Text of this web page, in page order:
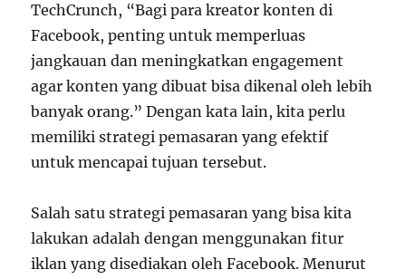
TechCrunch, “Bagi para kreator konten di
Facebook, penting untuk memperluas
jangkauan dan meningkatkan engagement
agar konten yang dibuat bisa dikenal oleh lebih
banyak orang.” Dengan kata lain, kita perlu
memiliki strategi pemasaran yang efektif
untuk mencapai tujuan tersebut.
Salah satu strategi pemasaran yang bisa kita
lakukan adalah dengan menggunakan fitur
iklan yang disediakan oleh Facebook. Menurut